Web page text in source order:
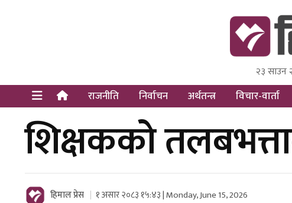
Himal Press
Dot २३ साउन
राजनीति निर्वाचन अर्थतन्त्र विचार-वार्ता
शिक्षकको
हिमाल प्रेस १ असार २०८३ १५:४३ | Monday, June 15, 2026